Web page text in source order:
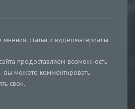
статьи и видеоматериалы.
предоставляем возможность
вы можете комментировать
свои.